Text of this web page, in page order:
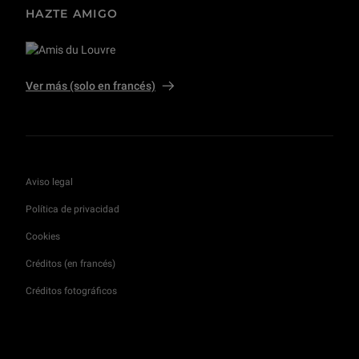
HAZTE AMIGO
Ver más (solo en francés)
Aviso legal
Política de privacidad
Cookies
Créditos (en francés)
Créditos fotográficos